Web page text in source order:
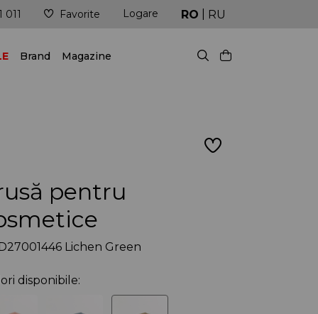
mereu în pas cu ultimele tendințe!
011 Favorite Logare RO RU
Brand Magazine
pentru
Lichen Green
disponibile: